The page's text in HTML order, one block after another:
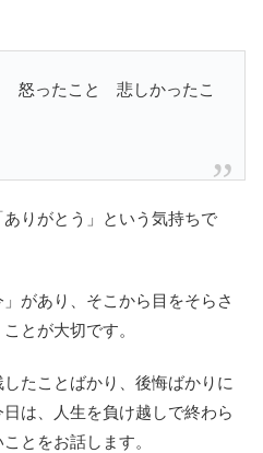
怒ったこと 悲しかったこ
りがとう」という気持ちで
があり、そこから目をそらさ
とが大切です。
たことばかり、後悔ばかりに
は、人生を負け越しで終わら
とをお話します。